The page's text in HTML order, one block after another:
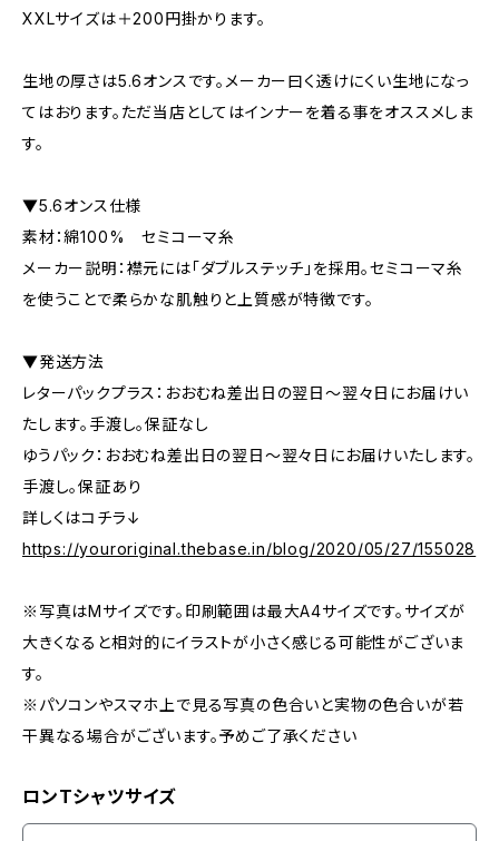
XXLサイズは＋200円掛かります。
生地の厚さは5.6オンスです。メーカー曰く透けにくい生地になっ
てはおります。ただ当店としてはインナーを着る事をオススメしま
す。
▼5.6オンス仕様
素材：綿100% セミコーマ糸
メーカー説明：襟元には「ダブルステッチ」を採用。セミコーマ糸
を使うことで柔らかな肌触りと上質感が特徴です。
▼発送方法
レターパックプラス：おおむね差出日の翌日〜翌々日にお届けい
たします。手渡し。保証なし
ゆうパック：おおむね差出日の翌日〜翌々日にお届けいたします。
手渡し。保証あり
詳しくはコチラ↓
https://youroriginal.thebase.in/blog/2020/05/27/155028
※写真はMサイズです。印刷範囲は最大A4サイズです。サイズが
大きくなると相対的にイラストが小さく感じる可能性がございま
す。
※パソコンやスマホ上で見る写真の色合いと実物の色合いが若
干異なる場合がございます。予めご了承ください
ロンTシャツサイズ